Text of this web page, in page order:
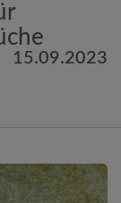
15.09.2023